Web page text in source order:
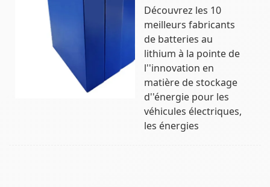
Découvrez les 10
meilleurs fabricants
de batteries au
lithium à la pointe de
l''innovation en
matière de stockage
d''énergie pour les
véhicules électriques,
les énergies